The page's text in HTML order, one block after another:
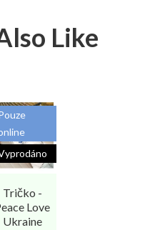
Like
Tričko -
Love
Ukraine